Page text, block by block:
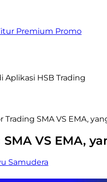
Premium Promo
Aplikasi HSB Trading
Trading SMA VS EMA,
VS EMA,
Samudera